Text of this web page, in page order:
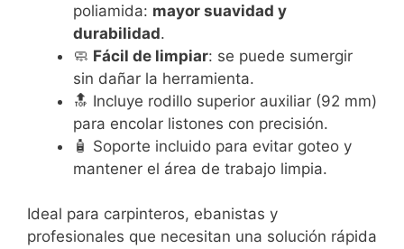
poliamida: mayor suavidad y
durabilidad.
🧼 Fácil de limpiar: se puede sumergir
sin dañar la herramienta.
🔝 Incluye rodillo superior auxiliar (92 mm)
para encolar listones con precisión.
🧴 Soporte incluido para evitar goteo y
mantener el área de trabajo limpia.
Ideal para carpinteros, ebanistas y
profesionales que necesitan una solución rápida